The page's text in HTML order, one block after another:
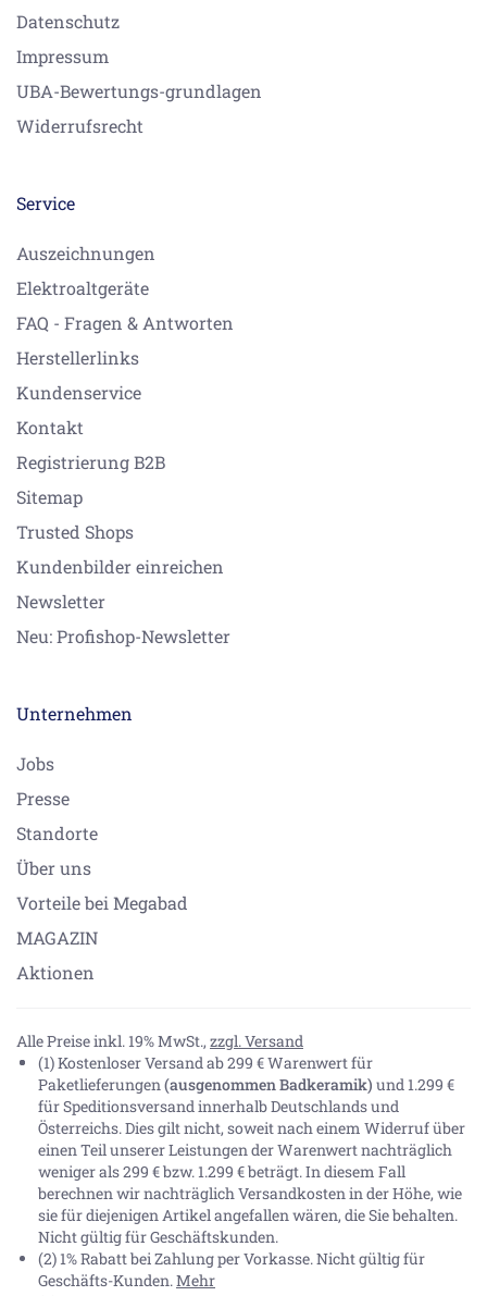
Datenschutz
Impressum
UBA-Bewertungs-grundlagen
Widerrufsrecht
Service
Auszeichnungen
Elektroaltgeräte
FAQ - Fragen & Antworten
Herstellerlinks
Kundenservice
Kontakt
Registrierung B2B
Sitemap
Trusted Shops
Kundenbilder einreichen
Newsletter
Neu: Profishop-Newsletter
Unternehmen
Jobs
Presse
Standorte
Über uns
Vorteile bei Megabad
MAGAZIN
Aktionen
Alle Preise inkl. 19% MwSt., zzgl. Versand
(1) Kostenloser Versand ab 299 € Warenwert für
Paketlieferungen(ausgenommen Badkeramik) und 1.299 €
für Speditionsversand innerhalb Deutschlands und
Österreichs. Dies gilt nicht, soweit nach einem Widerruf über
einen Teil unserer Leistungen der Warenwert nachträglich
weniger als 299 € bzw. 1.299 € beträgt. In diesem Fall
berechnen wir nachträglich Versandkosten in der Höhe, wie
sie für diejenigen Artikel angefallen wären, die Sie behalten.
Nicht gültig für Geschäftskunden.
(2) 1% Rabatt bei Zahlung per Vorkasse. Nicht gültig für
Geschäfts-Kunden.Mehr